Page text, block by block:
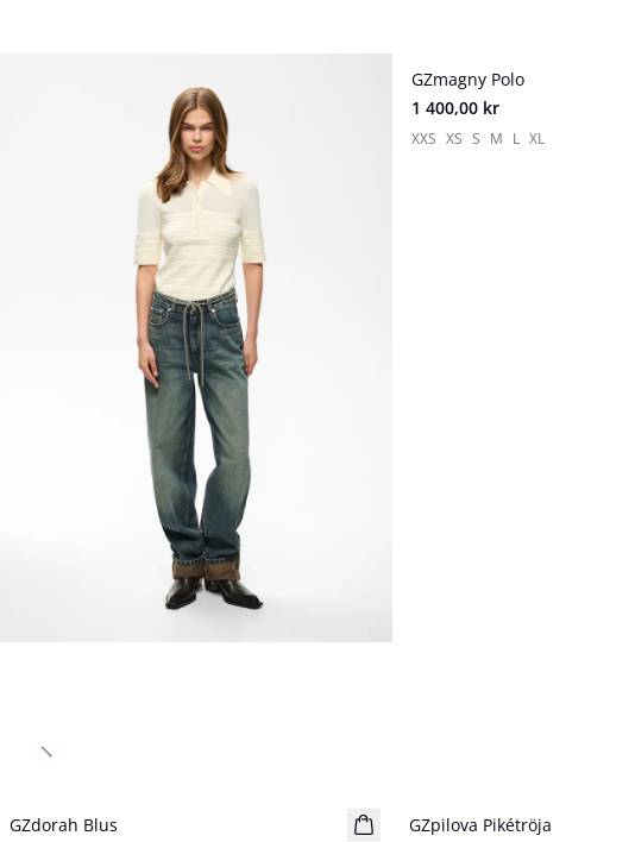
Nyhet
GZmagny Polo
1 400,00 kr
XXS XS S M L XL
Nyhet
GZdorah Blus Nyhet
GZpilova Pikétröja
Previous slide